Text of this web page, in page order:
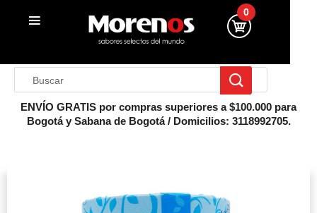
0
ENVÍO GRATIS por compras superiores a $100.000 para
Bogotá y Sabana de Bogotá / Domicilios: 3118992705.